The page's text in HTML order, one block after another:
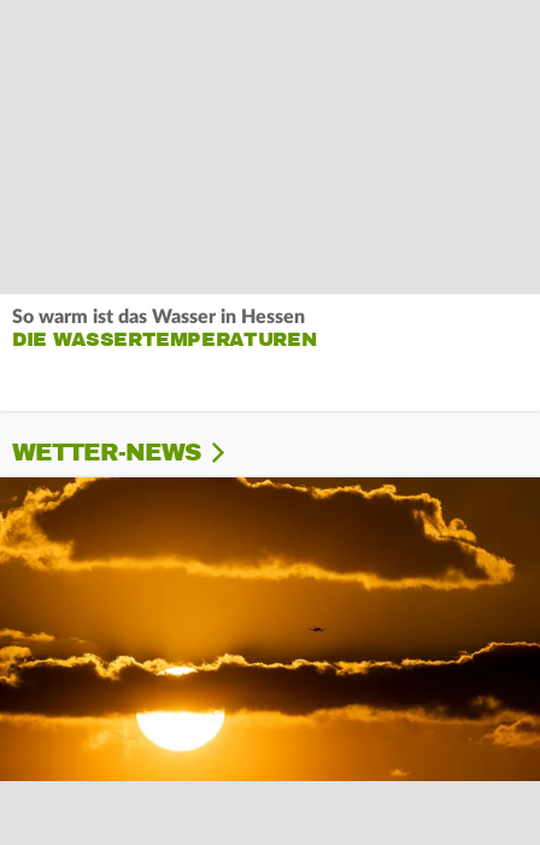
So warm ist das Wasser in Hessen
DIE WASSERTEMPERATUREN
WETTER-NEWS